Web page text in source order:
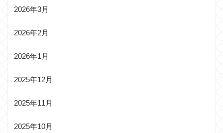
2026年3月
2026年2月
2026年1月
2025年12月
2025年11月
2025年10月